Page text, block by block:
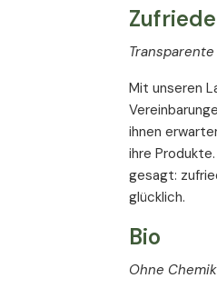
Ohne Geschmackstoffe
Ohne Siliciumdioxid
Vegetarisch
Ohne Zusatzstoffe
Mit unseren
ihnen
ihre
gesagt:
glücklich.
Bio
Ohne